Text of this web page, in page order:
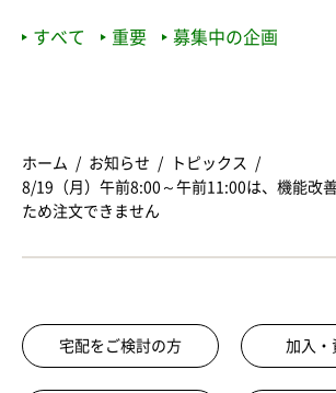
すべて 重要 募集中の企画
ホーム お知らせ
トピックス
8/19（月）午前8:00～午前11:00は、機能改
ため注文できません
宅配をご検討の方 加入・